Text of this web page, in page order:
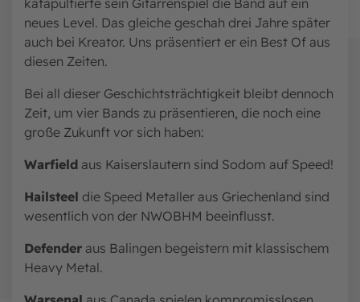
katapultierte sein Gitarrenspiel die Band auf ein
neues Level. Das gleiche geschah drei Jahre später
auch bei Kreator. Uns präsentiert er ein Best Of aus
diesen Zeiten.
Bei all dieser Geschichtsträchtigkeit bleibt dennoch
Zeit, um vier Bands zu präsentieren, die noch eine
große Zukunft vor sich haben:
Warfield aus Kaiserslautern sind Sodom auf Speed!
Hailsteel die Speed Metaller aus Griechenland sind
wesentlich von der NWOBHM beeinflusst.
Defender aus Balingen begeistern mit klassischem
Heavy Metal.